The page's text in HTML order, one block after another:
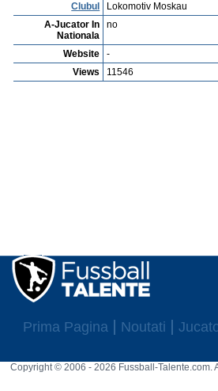
Clubul
Lokomotiv Moskau
A-Jucator In
Nationala
no
Website
-
Views
11546
Prima Pagina Noutati
Copyright © 2006 - 2026 Fussball-Talente.com.